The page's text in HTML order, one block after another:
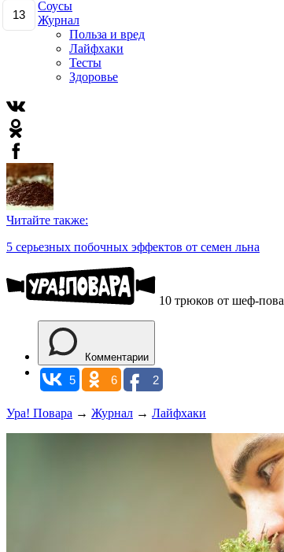
Соусы
Журнал
Польза и вред
Лайфхаки
Тесты
Здоровье
Читайте также:
5 серьезных побочных эффектов от семен льна
10 трюков от шеф-
Комментарии
5
6 2
Ура! Повара → Журнал → Лайфхаки
13